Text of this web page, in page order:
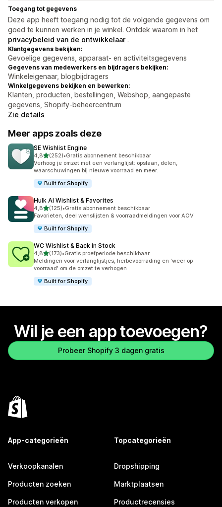
Toegang tot gegevens
Deze app heeft toegang nodig tot de volgende gegevens om
goed te kunnen werken in je winkel. Ontdek waarom in het
privacybeleid van de ontwikkelaar .
Klantgegevens bekijken:
Gevoelige gegevens, apparaat- en activiteitsgegevens
Gegevens van medewerkers en bijdragers bekijken:
Winkeleigenaar, blogbijdragers
Winkelgegevens bekijken en bewerken:
Klanten, producten, bestellingen, Webshop, aangepaste
gegevens, Shopify-beheercentrum
Zie details
Meer apps zoals deze
SE Wishlist Engine
4,8van 5 sterren
(252)
252 recensies in totaal
•Gratis abonnement beschikbaar
Verhoog je omzet met een verlanglijst: opslaan, delen,
waarschuwingen bij nieuwe voorraad en meer.
Built for Shopify
Hulk AI Wishlist & Favorites
4,8van 5 sterren
(125)
125 recensies in totaal
•Gratis abonnement beschikbaar
Favorieten, deel wenslijsten & voorraadmeldingen voor AOV
Built for Shopify
WC Wishlist & Back in Stock
4,8van 5 sterren
(173)
173 recensies in totaal
•Gratis proefperiode beschikbaar
Meldingen voor verlanglijstjes, herbevoorrading en 'weer op
voorraad' om de omzet te verhogen
Built for Shopify
Wil je een app toevoegen?
Probeer Shopify 3 dagen gratis
App-categorieën
Verkoopkanalen
Producten zoeken
Producten verkopen
Topcategorieën
Dropshipping
Marktplaatsen
Productrecensies